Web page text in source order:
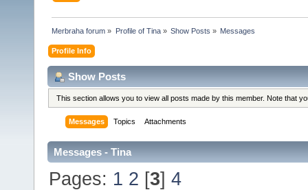
Merbraha forum » Profile of Tina» Show Posts » Messages
Profile Info
Show Posts
This section allows you to view all posts made by this member. Note that
Messages Topics Attachments
Messages - Tina
Pages: 1 2 [3]4